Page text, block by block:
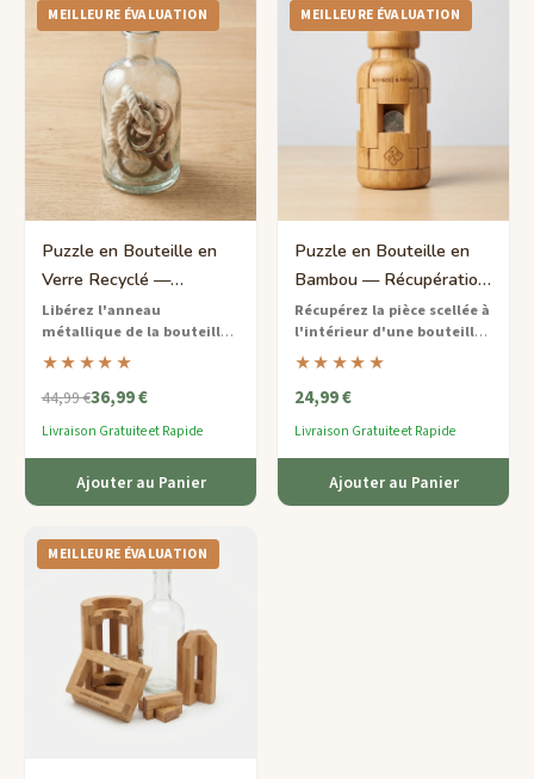
MEILLEURE ÉVALUATION
Puzzle en Bouteille en
Verre Recyclé —
Libération de l'Anneau
Expert
Libérez l'anneau
métallique de la bouteille
— un casse-tête éco-
responsable de niveau expert
qui mettra votre résolution de
★★★★★
44,99 €36,99 €
Livraison Gratuite et Rapide
Ajouter au Panier
MEILLEURE ÉVALUATION
Puzzle en Bouteille en
Bambou — Récupération
de Pièce Moyen
Récupérez la pièce scellée à
l'intérieur d'une bouteille
en bambou — un casse-tête
de difficulté moyenne fabriqué
de manière durable avec un
astucieux.
★★★★★
24,99 €
Livraison Gratuite et Rapide
Ajouter au Panier
MEILLEURE ÉVALUATION